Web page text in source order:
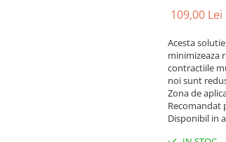
109,00 Lei
Acesta
minimizeaza
contractiile
noi sunt
Zona de
Recomandat
Disponibil in